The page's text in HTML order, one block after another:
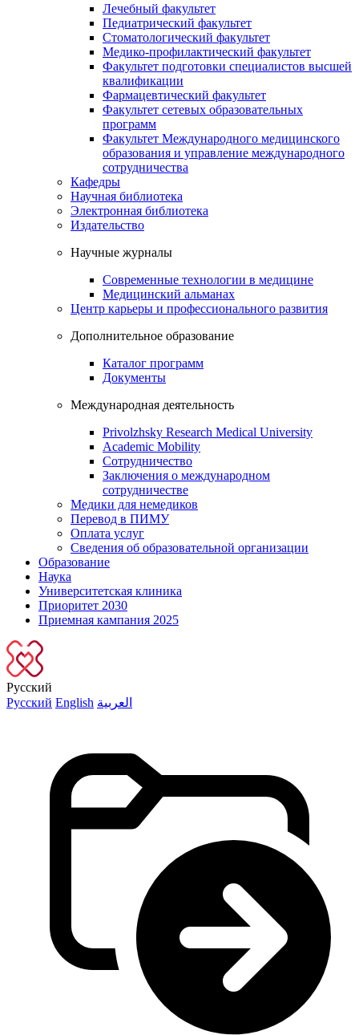
Лечебный факультет
Педиатрический факультет
Стоматологический факультет
Медико-профилактический факультет
Факультет подготовки специалистов высшей
квалификации
Фармацевтический факультет
Факультет сетевых образовательных
программ
Факультет Международного медицинского
образования и управление международного
сотрудничества
Кафедры
Научная библиотека
Электронная библиотека
Издательство
Научные журналы
Современные технологии в медицине
Медицинский альманах
Центр карьеры и профессионального развития
Дополнительное образование
Каталог программ
Документы
Международная деятельность
Privolzhsky Research Medical University
Academic Mobility
Сотрудничество
Заключения о международном
сотрудничестве
Медики для немедиков
Перевод в ПИМУ
Оплата услуг
Сведения об образовательной организации
Образование
Наука
Университетская клиника
Приоритет 2030
Приемная кампания 2025
Русский
Русский English العربية